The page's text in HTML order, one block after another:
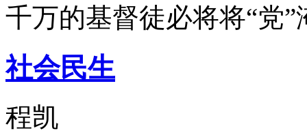
千万的基督徒必将将“党”
社会民生
程凯